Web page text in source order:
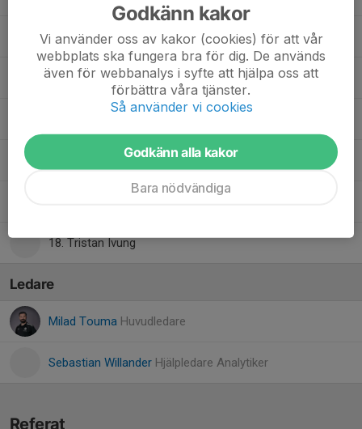
47. Melvin Mesetovic
3. Melwin Vörös Willander
11. Nabil Abshir Mohammed
18. Tristan Ivung
Ledare
Milad Touma Huvudledare
Sebastian Willander Hjälpledare Analytiker
Referat
Godkänn kakor
Vi använder oss av kakor (cookies) för att vår
webbplats ska fungera bra för dig. De används
även för webbanalys i syfte att hjälpa oss att
förbättra våra tjänster.
Så använder vi cookies
Godkänn alla kakor
Bara nödvändiga